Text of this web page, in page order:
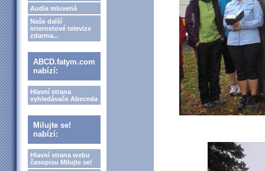
Audia mluvená
Naše další
internetové televize
zdarma...
ABCD.fatym.com
nabízí:
Hlavní strana
vyhledávače Abeceda
Milujte se!
nabízí:
Hlavní strana webu
časopisu Milujte se!